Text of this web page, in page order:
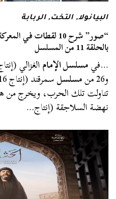
البيانولا,التخت,الربابة
“صور” شرح 10 لقطات
بالحلقة 11 من المسلسل
…فيمسلسل الإمام
و26 من مسلسل
تناولت تلك الحرب، ويخرج من
نهضة السلاجقة (إنتاج…